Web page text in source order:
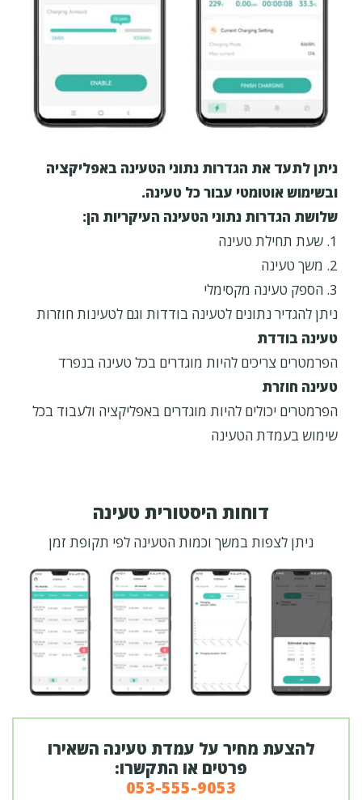
ניתן לתעד את הגדרות נתוני הטעינה באפליקציה
ובשימוש אוטומטי עבור כל טעינה.
שלושת הגדרות נתוני הטעינה העיקריות הן:
1. שעת תחילת טעינה
2. משך טעינה
3. הספק טעינה מקסימלי
ניתן להגדיר נתונים לטעינה בודדות וגם לטעינות חוזרות
טעינה בודדת
הפרמטרים צריכים להיות מוגדרים בכל טעינה בנפרד
טעינה חוזרת
הפרמטרים יכולים להיות מוגדרים באפליקציה ולעבוד בכל
שימוש בעמדת הטעינה
דוחות היסטורית טעינה
ניתן לצפות במשך וכמות הטעינה לפי תקופת זמן
להצעת מחיר על עמדת טעינה השאירו
פרטים או התקשרו:
053-555-9053